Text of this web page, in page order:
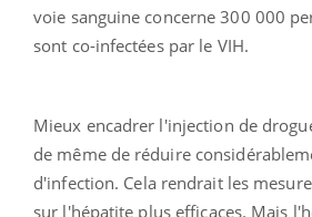
voie sanguine concerne 300 000
sont co-infectées par le VIH.
Mieux encadrer l'injection de
de même de réduire
d'infection. Cela rendrait les
sur l'hépatite plus efficaces. Mais